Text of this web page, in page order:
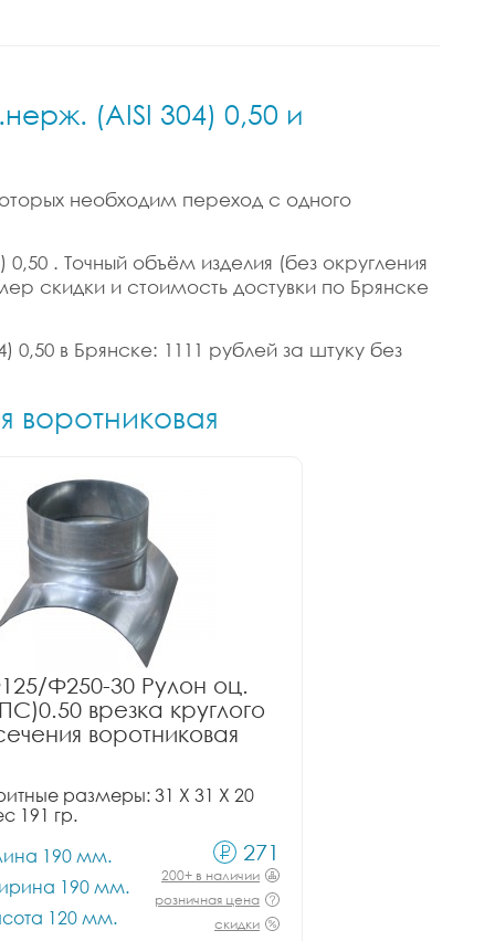
(AISI 304) 0,50 и
необходим переход с одного
. Точный объём изделия (без округления
скидки и стоимость достувки по Брянске
0,50 в Брянске: 1111 рублей за штуку без
воротниковая
Ф250-30 Рулон оц.
врезка круглого
воротниковая
размеры: 31 X 31 X 20
191 гр.
190 мм.
190 мм.
120 мм.
271
200+ в наличии
розничная цена
скидки